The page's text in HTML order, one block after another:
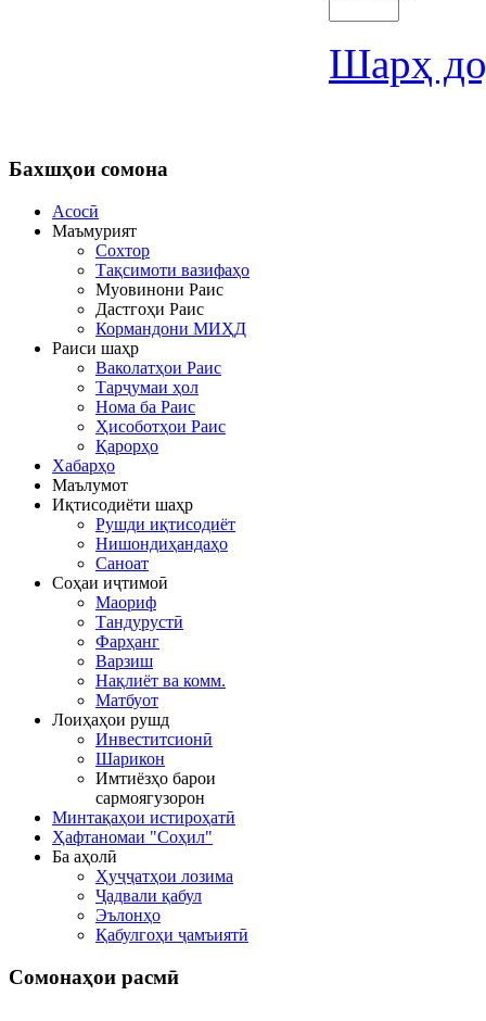
Шарҳ
Бахшҳои сомона
Асосӣ
Маъмурият
Сохтор
Тақсимоти вазифаҳо
Муовинони Раис
Дастгоҳи Раис
Кормандони МИҲД
Раиси шаҳр
Ваколатҳои Раис
Тарҷумаи ҳол
Нома ба Раис
Ҳисоботҳои Раис
Қарорҳо
Хабарҳо
Маълумот
Иқтисодиёти шаҳр
Рушди иқтисодиёт
Нишондиҳандаҳо
Саноат
Соҳаи иҷтимоӣ
Маориф
Тандурустӣ
Фарҳанг
Варзиш
Нақлиёт ва комм.
Матбуот
Лоиҳаҳои рушд
Инвеститсионӣ
Шарикон
Имтиёзҳо барои
сармоягузорон
Минтақаҳои истироҳатӣ
Ҳафтаномаи "Соҳил"
Ба аҳолӣ
Ҳуҷҷатҳои лозима
Ҷадвали қабул
Эълонҳо
Қабулгоҳи ҷамъиятӣ
Сомонаҳои расмӣ